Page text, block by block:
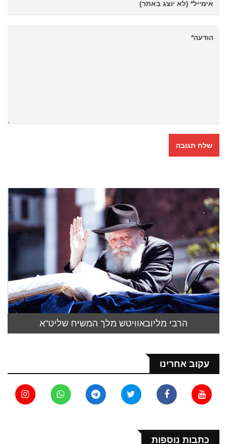
הרבי מליובאוויטש מלך המשיח שליט"א
עקוב אחרינו
כתבות נוספות